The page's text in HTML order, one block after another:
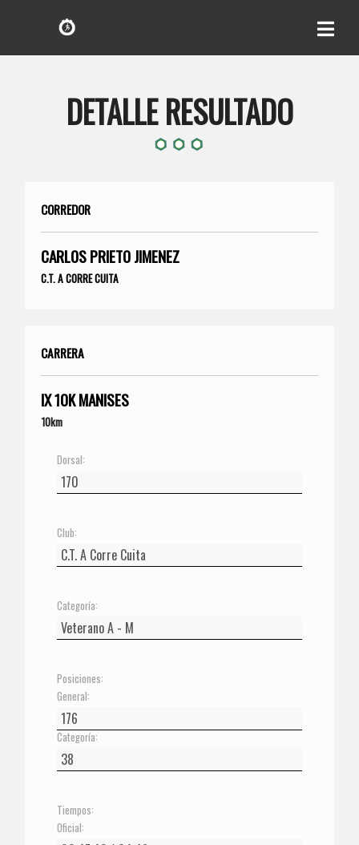
DETALLE RESULTADO
CORREDOR
CARLOS PRIETO JIMENEZ
C.T. A CORRE CUITA
CARRERA
IX 10K MANISES
10km
Dorsal:
Club:
Categoría:
Posiciones:
General:
Categoría:
Tiempos:
Oficial: